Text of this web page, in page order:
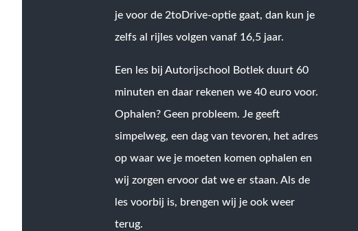
je voor de 2toDrive-optie gaat, dan kun je
zelfs al rijles volgen vanaf 16,5 jaar.
Een les bij Autorijschool Botlek duurt 60
minuten en daar rekenen we 40 euro voor.
Ophalen? Geen probleem. Je geeft
simpelweg, een dag van tevoren, het adres
op waar we je moeten komen ophalen en
wij zorgen ervoor dat we er staan. Als de
les voorbij is, brengen wij je ook weer
terug.